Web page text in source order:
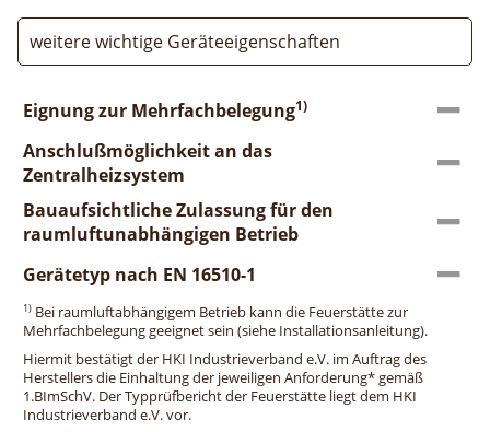
weitere wichtige Geräteeigenschaften
Eignung zur Mehrfachbelegung1)
Anschlußmöglichkeit an das
Zentralheizsystem
Bauaufsichtliche Zulassung für den
raumluftunabhängigen Betrieb
Gerätetyp nach EN 16510-1
1) Bei raumluftabhängigem Betrieb kann die Feuerstätte zur
Mehrfachbelegung geeignet sein (siehe Installationsanleitung).
Hiermit bestätigt der HKI Industrieverband e.V. im Auftrag des
Herstellers die Einhaltung der jeweiligen Anforderung* gemäß
1.BImSchV. Der Typprüfbericht der Feuerstätte liegt dem HKI
Industrieverband e.V. vor.